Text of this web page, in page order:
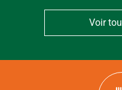
Voir